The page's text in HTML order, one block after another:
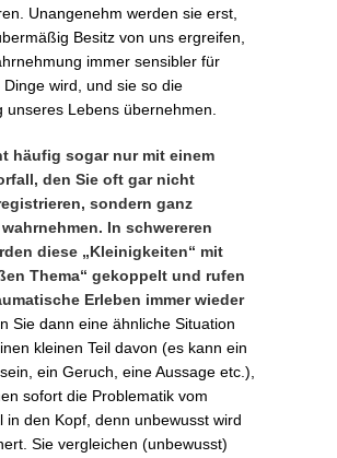
Unangenehm werden sie erst,
Besitz von uns ergreifen,
immer sensibler für
Dinge wird, und sie so die
unseres Lebens übernehmen.
häufig sogar nur mit einem
den Sie oft gar nicht
sondern ganz
In schwereren
diese „Kleinigkeiten“ mit
Thema“ gekoppelt und rufen
Erleben immer wieder
Sie dann eine ähnliche Situation
kleinen Teil davon (es kann ein
ein Geruch, eine Aussage etc.),
sofort die Problematik vom
in den Kopf, denn unbewusst wird
Sie vergleichen (unbewusst)